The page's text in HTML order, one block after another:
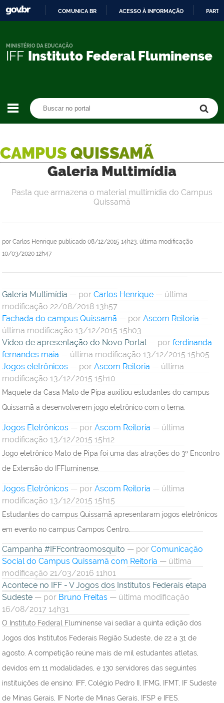
CONTEÚDO
COMUNICA BR ACESSO À INFORMAÇÃO
IFF Instituto Federal Fluminense
MINISTÉRIO DA EDUCAÇÃO
CAMPUS QUISSAMÃ
Galeria Multimídia
por Carlos Henrique publicado 08/12/2015 14h23, última modificação
10/03/2020 12h47
Pasta que armazena o material multimídia do Campus
Quissamã
Galeria Multimídia — por Carlos Henrique — última
modificação 22/08/2018 13h57
Fachada do campus Quissamã — por Ascom Reitoria —
última modificação 13/12/2015 15h03
Vídeo de apresentação do Novo Portal — por ferdinanda
fernandes maia — última modificação 13/12/2015 15h05
Jogos eletrônicos — por Ascom Reitoria — última
modificação 13/12/2015 15h10
Maquete da Casa Mato de Pipa auxiliou estudantes do campus
Quissamã a desenvolverem jogo eletrônico com o tema.
Jogos Eletrônicos — por Ascom Reitoria — última
modificação 13/12/2015 15h12
Jogo eletrônico Mato de Pipa foi uma das atrações do 3º Encontro
de Extensão do IFFluminense.
Jogos Eletrônicos — por Ascom Reitoria — última
modificação 13/12/2015 15h15
Estudantes do campus Quissamã apresentaram jogos eletrônicos
em evento no campus Campos Centro.
Campanha #IFFcontraomosquito — por Comunicação
Social do Campus Quissamã com Reitoria — última
modificação 21/03/2016 11h01
Acontece no IFF - V Jogos dos Institutos Federais etapa
Sudeste — por Bruno Freitas — última modificação
16/08/2017 14h31
O Instituto Federal Fluminense vai sediar a quinta edição dos
Jogos dos Institutos Federais Região Sudeste, de 22 a 31 de
agosto. A competição reúne mais de mil estudantes atletas,
devidos em 11 modalidades, e 130 servidores das seguintes
instituições de ensino: IFF, Colégio Pedro II, IFMG, IFMT, IF Sudeste
de Minas Gerais, IF Norte de Minas Gerais, IFSP e IFES.